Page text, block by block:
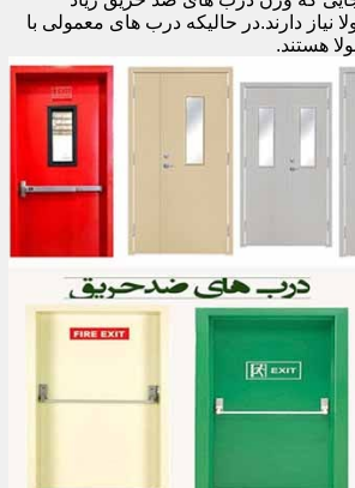
به 3 عدد لولا نیاز دارند.در حالیکه درب های معمولی با